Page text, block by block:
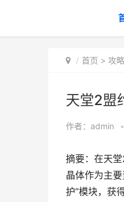
首页 > 攻
天堂2盟
作者： admin •
摘要：在天
晶体作为主
护”模块，获